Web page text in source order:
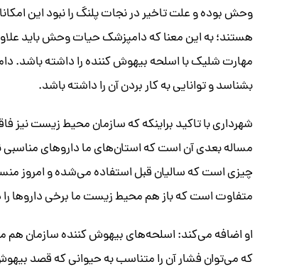
وحش بوده و علت تاخیر در نجات پلنگ را نبود این
هستند؛ به این معنا که دامپزشک حیات وحش باید
مهارت شلیک با اسلحه بیهوش کننده را داشته باشد.
بشناسد و توانایی به کار بردن آن را داشته باشد.
شهرداری با تاکید براینکه که سازمان محیط زیست
مساله بعدی آن است که استان‌های ما دارو‌های
چیزی است که سالیان قبل استفاده می‌شده و امروز
متفاوت است که باز هم محیط زیست ما برخی دارو‌ها را
او اضافه می‌کند: اسلحه‌های بیهوش کننده سازمان
که می‌توان فشار آن را متناسب به حیوانی که قصد